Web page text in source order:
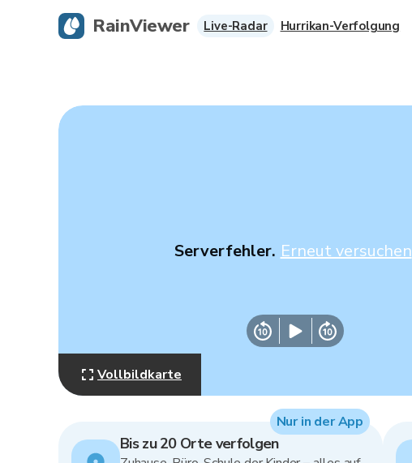
Serverfehler. Erneut versuchen
Vollbildkarte
Bis zu 20 Orte verfolgen
Nur in der App
RainViewer Live-Radar Hurrikan-Verfolgung